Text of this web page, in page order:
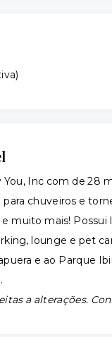
)
You, Inc com de 28
chuveiros e
muito mais!
lounge e pet
e ao Parque
a alterações.